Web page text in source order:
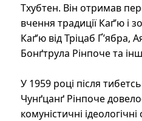
Тхубтен. Він отримав
вчення традиції Каґ’ю і
Каґ’ю від Тріцаб Ґ’ябра,
Бонґтрула Рінпоче та
У 1959 році після
Чунґцанґ Рінпоче
комуністичні